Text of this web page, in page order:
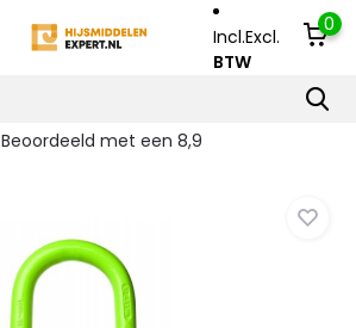
Incl.Excl.
BTW
0
Beoordeeld met een 8,9